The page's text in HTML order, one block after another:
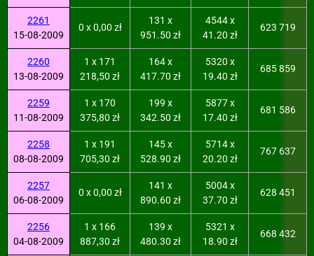
2261
15-08-2009
0 x 0,00 zł
131 x
951.50 zł
4544 x
41.20 zł
623 719
2260
13-08-2009
1 x 171
218,50 zł
164 x
417.70 zł
5320 x
19.40 zł
685 859
2259
11-08-2009
1 x 170
375,80 zł
199 x
342.50 zł
5877 x
17.40 zł
681 586
2258
08-08-2009
1 x 191
705,30 zł
145 x
528.90 zł
5714 x
20.20 zł
767 637
2257
06-08-2009
0 x 0,00 zł
141 x
890.60 zł
5004 x
37.70 zł
628 451
2256
04-08-2009
1 x 166
887,30 zł
139 x
480.30 zł
5321 x
18.90 zł
668 432